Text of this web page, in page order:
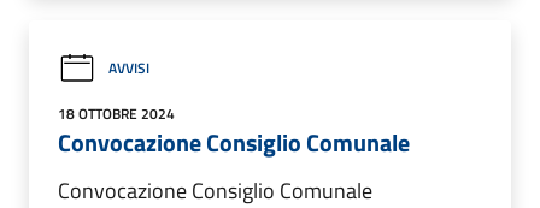
AVVISI
18 OTTOBRE 2024
Convocazione Consiglio Comunale
Convocazione Consiglio Comunale